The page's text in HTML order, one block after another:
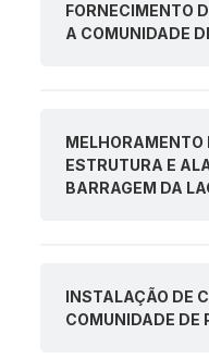
FORNECIMENTO
A COMUNIDADE
MELHORAMENTO
ESTRUTURA E
BARRAGEM DA
INSTALAÇÃO DE
COMUNIDADE DE